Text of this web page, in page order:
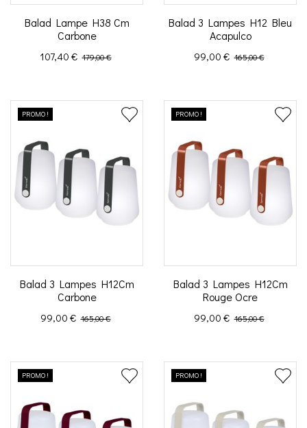
Balad Lampe H38 Cm
Carbone
Prix
107,40 € Prix de base
179,00 €
Balad 3 Lampes H12 Bleu
Acapulco
Prix
99,00 € Prix de base
165,00 €
PROMO !
Balad 3 Lampes H12Cm
Carbone
Prix
99,00 € Prix de base
165,00 €
PROMO !
Balad 3 Lampes H12Cm
Rouge Ocre
Prix
99,00 € Prix de base
165,00 €
PROMO ! PROMO !